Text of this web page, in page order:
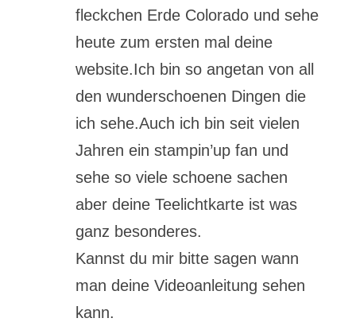
fleckchen Erde Colorado und sehe
heute zum ersten mal deine
website.Ich bin so angetan von all
den wunderschoenen Dingen die
ich sehe.Auch ich bin seit vielen
Jahren ein stampin’up fan und
sehe so viele schoene sachen
aber deine Teelichtkarte ist was
ganz besonderes.
Kannst du mir bitte sagen wann
man deine Videoanleitung sehen
kann.